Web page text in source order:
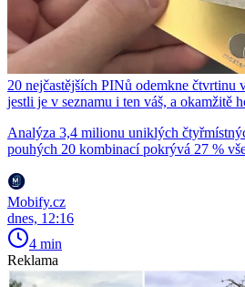
20 nejčastějších PINů odemkne čtvrtinu
jestli je v seznamu i ten váš, a okamžitě
Analýza 3,4 milionu uniklých
pouhých 20 kombinací pokrývá 27 %
Mobify.cz
dnes, 12:16
4 min
Reklama